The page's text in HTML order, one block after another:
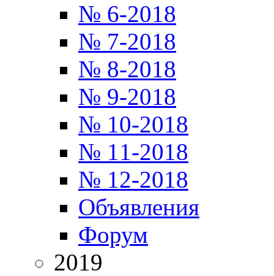
№ 6-2018
№ 7-2018
№ 8-2018
№ 9-2018
№ 10-2018
№ 11-2018
№ 12-2018
Объявления
Форум
2019